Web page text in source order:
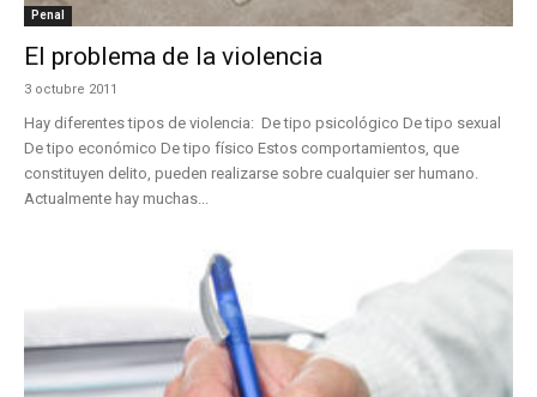
Penal
El problema de la violencia
3 octubre 2011
Hay diferentes tipos de violencia: De tipo psicológico De tipo sexual
De tipo económico De tipo físico Estos comportamientos, que
constituyen delito, pueden realizarse sobre cualquier ser humano.
Actualmente hay muchas...